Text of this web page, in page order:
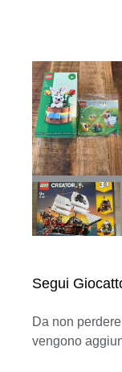
Segui
Da non
vengono